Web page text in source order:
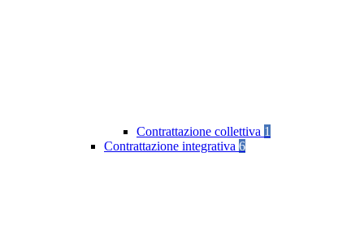
Contrattazione collettiva 1
Contrattazione integrativa 6